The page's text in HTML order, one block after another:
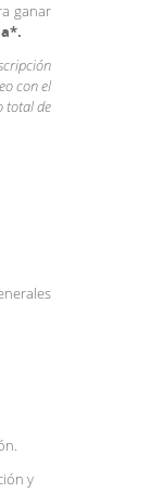
ganar
con el
total de
y